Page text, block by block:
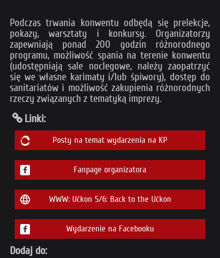
Podczas trwania konwentu odbędą się prelekcje,
pokazy, warsztaty i konkursy. Organizatorzy
zapewniają ponad 200 godzin różnorodnego
programu, możliwość spania na terenie konwentu
(udostępniają sale noclegowe, należy zaopatrzyć
się we własne karimaty i/lub śpiwory), dostęp do
sanitariatów i możliwość zakupienia różnorodnych
rzeczy związanych z tematyką imprezy.
Linki:
Posty na temat wydarzenia na KP
Fanpage organizatora
WWW: Ućkon 5/6: Back to the Ućkon
Wydarzenie na Facebooku
Dodaj do: